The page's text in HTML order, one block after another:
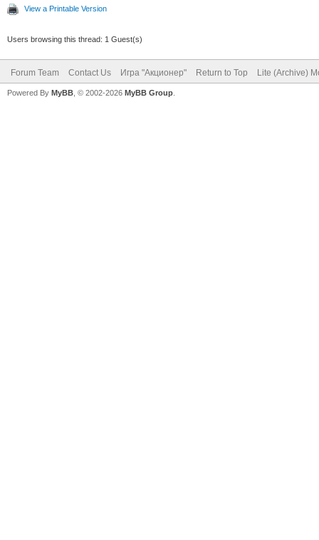
View a Printable Version
Users browsing this thread: 1 Guest(s)
Forum Team Contact Us Игра "Акционер" Return to Top Lite (Archive)
Powered By MyBB , © 2002-2026 MyBB Group